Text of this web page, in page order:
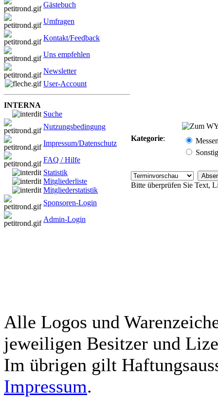
Gästebuch
Umfragen
Kontakt/Feedback
Uns empfehlen
Newsletter
User-Account
INTERNA
Suche
Nutzungsbedingung
Impressum/Datenschutz
FAQ / Hilfe
Statistik
Mitgliederliste
Mitgliederstatistik
Sponsoren-Login
Admin-Login
Kategorie:
Bitte überprüfen Sie Text,
Alle Logos und
jeweiligen Besitzer und
Im übrigen gilt
Impressum.